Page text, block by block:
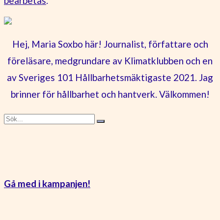
Hej, Maria Soxbo här! Journalist, författare och
föreläsare, medgrundare av Klimatklubben och en
av Sveriges 101 Hållbarhetsmäktigaste 2021. Jag
brinner för hållbarhet och hantverk. Välkommen!
Gå med i kampanjen!